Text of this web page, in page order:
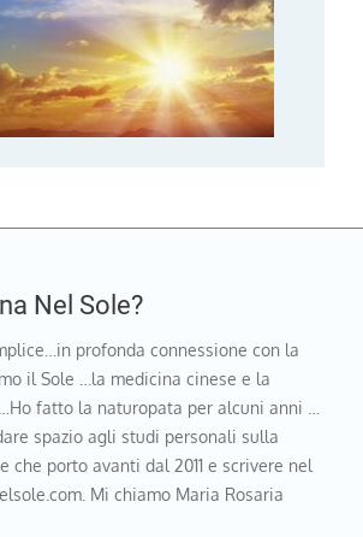
Nel Sole?
profonda connessione con la
il Sole …la medicina cinese e la
fatto la naturopata per alcuni anni …
spazio agli studi personali sulla
che porto avanti dal 2011 e scrivere nel
Mi chiamo Maria Rosaria